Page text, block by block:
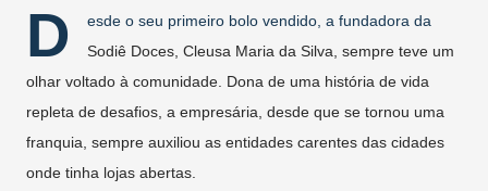
D
esde o seu primeiro bolo vendido, a fundadora da
Sodiê Doces, Cleusa Maria da Silva, sempre teve um
olhar voltado à comunidade. Dona de uma história de vida
repleta de desafios, a empresária, desde que se tornou uma
franquia, sempre auxiliou as entidades carentes das cidades
onde tinha lojas abertas.